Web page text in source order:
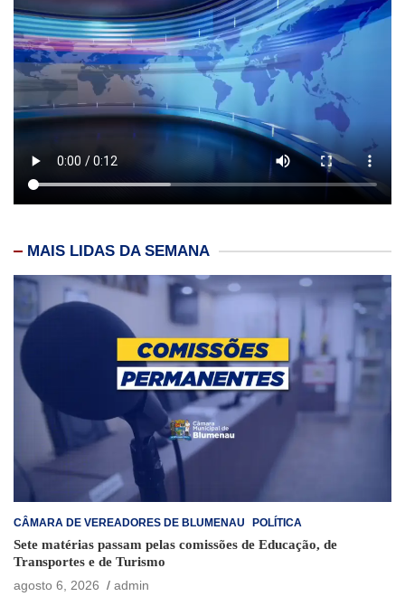
MAIS LIDAS DA SEMANA
CÂMARA DE VEREADORES DE BLUMENAU POLÍTICA
Sete matérias passam pelas comissões de Educação, de
Transportes e de Turismo
agosto 6, 2026
admin